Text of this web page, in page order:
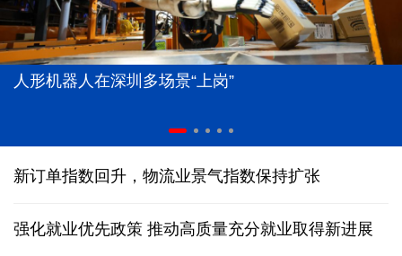
人形机器人在深圳多场景“上岗”
新订单指数回升，物流业景气指数保持扩张
强化就业优先政策 推动高质量充分就业取得新进展